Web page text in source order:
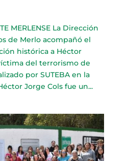
MERLENSE La Dirección
de Merlo acompañó el
histórica a Héctor
del terrorismo de
por SUTEBA en la
Jorge Cols fue un...